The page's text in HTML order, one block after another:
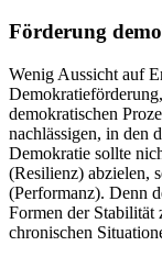
Förderung
Wenig Aussicht auf
demokratischen
nachlässigen, in den
Demokratie sollte
(Resilienz) abzielen,
(Performanz). Denn
Formen der Stabilität
chronischen